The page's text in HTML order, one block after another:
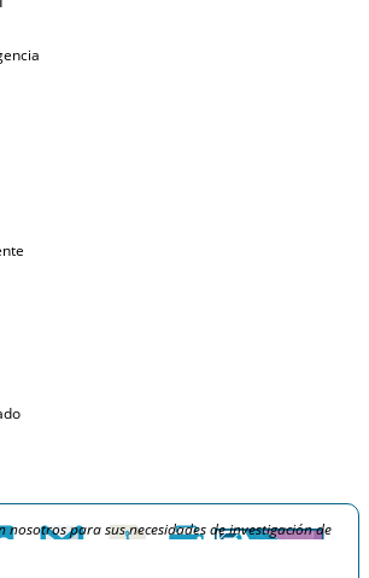
nosotros para sus necesidades de investigación de